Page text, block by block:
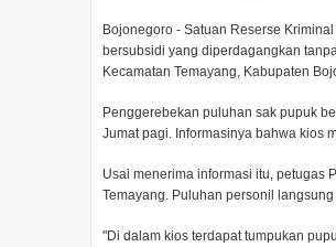
Bojonegoro - Satuan Reserse
bersubsidi yang diperdagangkan
Kecamatan Temayang, Kabupaten
Penggerebekan puluhan sak pupuk
Jumat pagi. Informasinya bahwa kios
Usai menerima informasi itu, petugas
Temayang. Puluhan personil
"Di dalam kios terdapat tumpukan